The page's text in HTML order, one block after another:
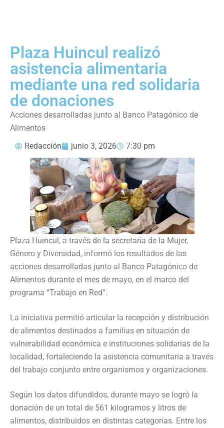
Plaza Huincul realizó
asistencia alimentaria
mediante una red solidaria
de donaciones
Acciones desarrolladas junto al Banco Patagónico de
Alimentos
Redacción
junio 3, 2026 7:30 pm
Plaza Huincul, a través de la secretaría de la Mujer,
Género y Diversidad, informó los resultados de las
acciones desarrolladas junto al Banco Patagónico de
Alimentos durante el mes de mayo, en el marco del
programa “Trabajo en Red”.
La iniciativa permitió articular la recepción y distribución
de alimentos destinados a familias en situación de
vulnerabilidad económica e instituciones solidarias de la
localidad, fortaleciendo la asistencia comunitaria a través
del trabajo conjunto entre organismos y organizaciones.
Según los datos difundidos, durante mayo se logró la
donación de un total de 561 kilogramos y litros de
alimentos, distribuidos en distintas categorías. Entre los